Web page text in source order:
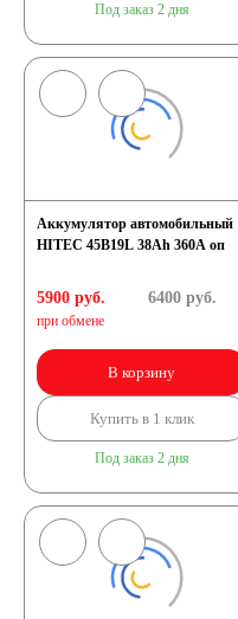
Под заказ 2 дня
Аккумулятор автомобильный
HITEC 45B19L 38Ah 360A оп
5900 руб.
при обмене
6400руб.
В корзину
Купить в 1 клик
Под заказ 2 дня